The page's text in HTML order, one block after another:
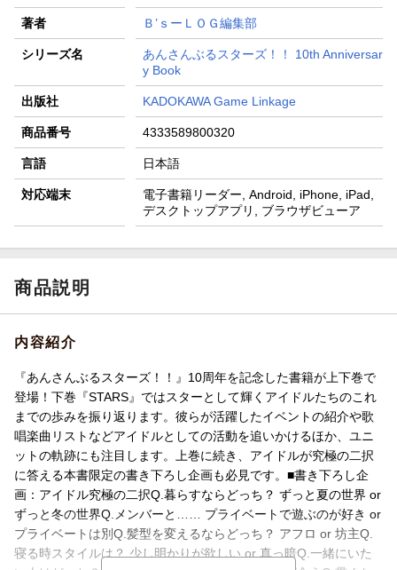
著者 Ｂ’ｓーＬＯＧ編集部
シリーズ名
あんさんぶるスターズ！！ 10th Anniversar
y Book
出版社 KADOKAWA Game Linkage
商品番号 4333589800320
言語 日本語
対応端末
電子書籍リーダー, Android, iPhone, iPad,
デスクトップアプリ, ブラウザビューア
商品説明
内容紹介
『あんさんぶるスターズ！！』10周年を記念した書籍が上下巻で
登場！下巻『STARS』ではスターとして輝くアイドルたちのこれ
までの歩みを振り返ります。彼らが活躍したイベントの紹介や歌
唱楽曲リストなどアイドルとしての活動を追いかけるほか、ユニ
ットの軌跡にも注目します。上巻に続き、アイドルが究極の二択
に答える本書限定の書き下ろし企画も必見です。■書き下ろし企
画：アイドル究極の二択Q.暮らすならどっち？ ずっと夏の世界 or
ずっと冬の世界Q.メンバーと…… プライベートで遊ぶのが好き or
プライベートは別Q.髪型を変えるならどっち？ アフロ or 坊主Q.
寝る時スタイルは？ 少し明かりが欲しい or 真っ暗Q.一緒にいた